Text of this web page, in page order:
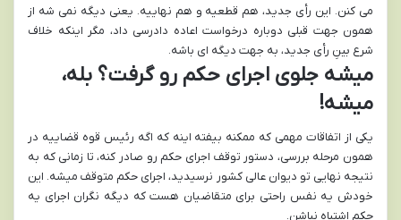
می کنن. این رأی جدید، هم قطعیه و هم نهاییه. یعنی دیگه نمی شه از
همون جهت قبلی دوباره درخواست اعاده دادرسی داد، مگر اینکه خلاف
شرع بینِ رأی جدید، به جهت دیگه ای باشه.
میشه جلوی اجرای حکم رو گرفت؟ بله،
میشه!
یکی از اتفاقات مهمی که ممکنه بیفته اینه که اگه رئیس قوه قضاییه در
همون مرحله بررسی، دستور توقف اجرای حکم رو صادر کنه، تا زمانی که به
نتیجه نهایی تو دیوان عالی کشور نرسیدید، اجرای حکم متوقف میشه. این
خودش یه نفس راحتی برای متقاضیان هست که دیگه نگران اجرای یه
حکم اشتباه نباشن.